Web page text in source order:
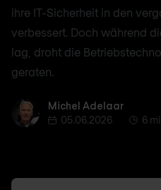
ihre IT-Sicherheit in den
verbessert. Doch während
lag, droht die
geraten.
Michel Adelaar
Michel Adelaar
05.06.2026
6